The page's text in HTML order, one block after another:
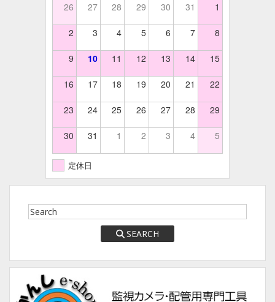
26 27 28 29 30 31 1
2 3 4 5 6 7 8
9 10 11 12 13 14 15
16 17 18 19 20 21 22
23 24 25 26 27 28 29
30 31 1 2 3 4 5
定休日
SEARCH